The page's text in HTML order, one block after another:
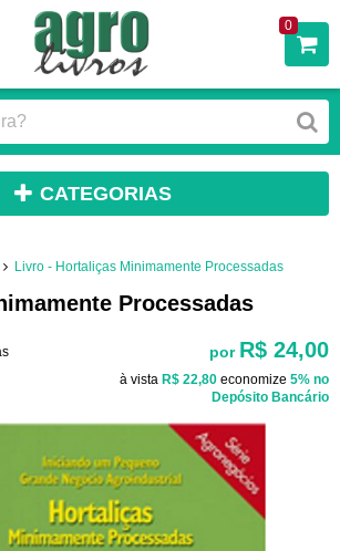
0
CATEGORIAS
Livro - Hortaliças Minimamente Processadas
Processadas
por R$ 24,00
à vista R$ 22,80 economize 5% no
Depósito Bancário